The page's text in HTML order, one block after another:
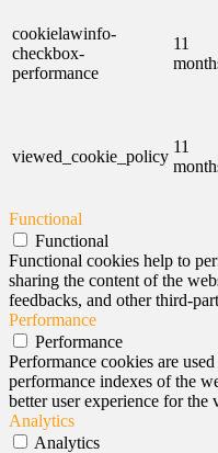
cookielawinfo-
checkbox-
performance
11
viewed_cookie_policy
11
Functional
Functional
Functional cookies help to
sharing the content of the
feedbacks, and other third-
Performance
Performance
Performance cookies are
performance indexes of the
better user experience for the
Analytics
Analytics